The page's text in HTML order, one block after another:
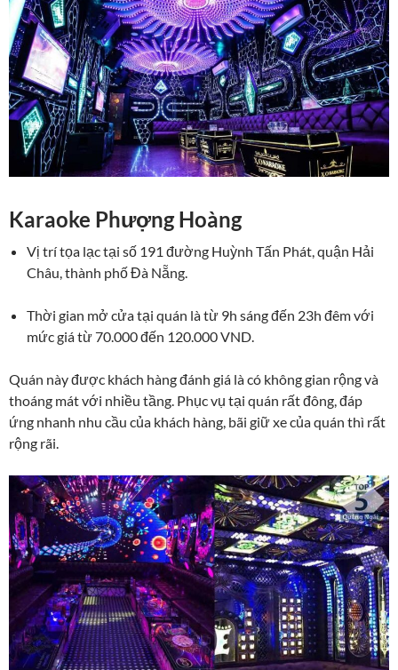
Karaoke Phượng Hoàng
Vị trí tọa lạc tại số 191 đường Huỳnh Tấn Phát, quận Hải
Châu, thành phố Đà Nẵng.
Thời gian mở cửa tại quán là từ 9h sáng đến 23h đêm với
mức giá từ 70.000 đến 120.000 VND.
Quán này được khách hàng đánh giá là có không gian rộng và
thoáng mát với nhiều tầng. Phục vụ tại quán rất đông, đáp
ứng nhanh nhu cầu của khách hàng, bãi giữ xe của quán thì rất
rộng rãi.